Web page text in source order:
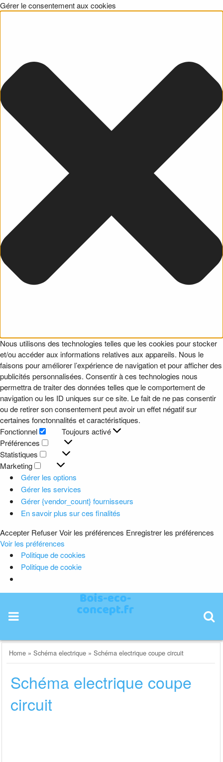
Gérer le consentement aux cookies
Nous utilisons des technologies telles que les cookies pour stocker
et/ou accéder aux informations relatives aux appareils. Nous le
faisons pour améliorer l’expérience de navigation et pour afficher des
publicités personnalisées. Consentir à ces technologies nous
permettra de traiter des données telles que le comportement de
navigation ou les ID uniques sur ce site. Le fait de ne pas consentir
ou de retirer son consentement peut avoir un effet négatif sur
certaines fonctonnalités et caractéristiques.
Fonctionnel
Fonctionnel
Toujours activé
Préférences
Préférences
Statistiques
Statistiques
Marketing
Marketing
Gérer les options
Gérer les services
Gérer {vendor_count} fournisseurs
En savoir plus sur ces finalités
Accepter RefuserVoir les préférences Enregistrer les préférences
Voir les préférences
Politique de cookies
Politique de cookie
content
Home »Schéma electrique »Schéma electrique coupe circuit
Schéma electrique coupe
circuit